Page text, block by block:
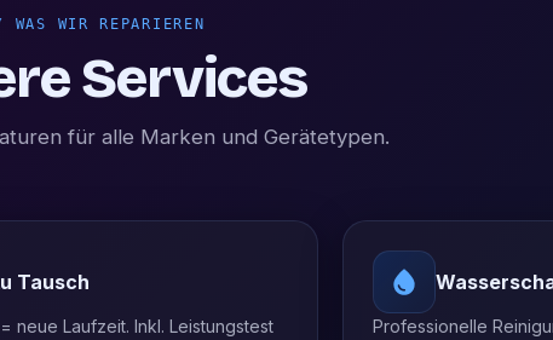
WAS WIR REPARIEREN
Services
für alle Marken und Gerätetypen.
Tausch
neue Laufzeit. Inkl. Leistungstest
Professionelle